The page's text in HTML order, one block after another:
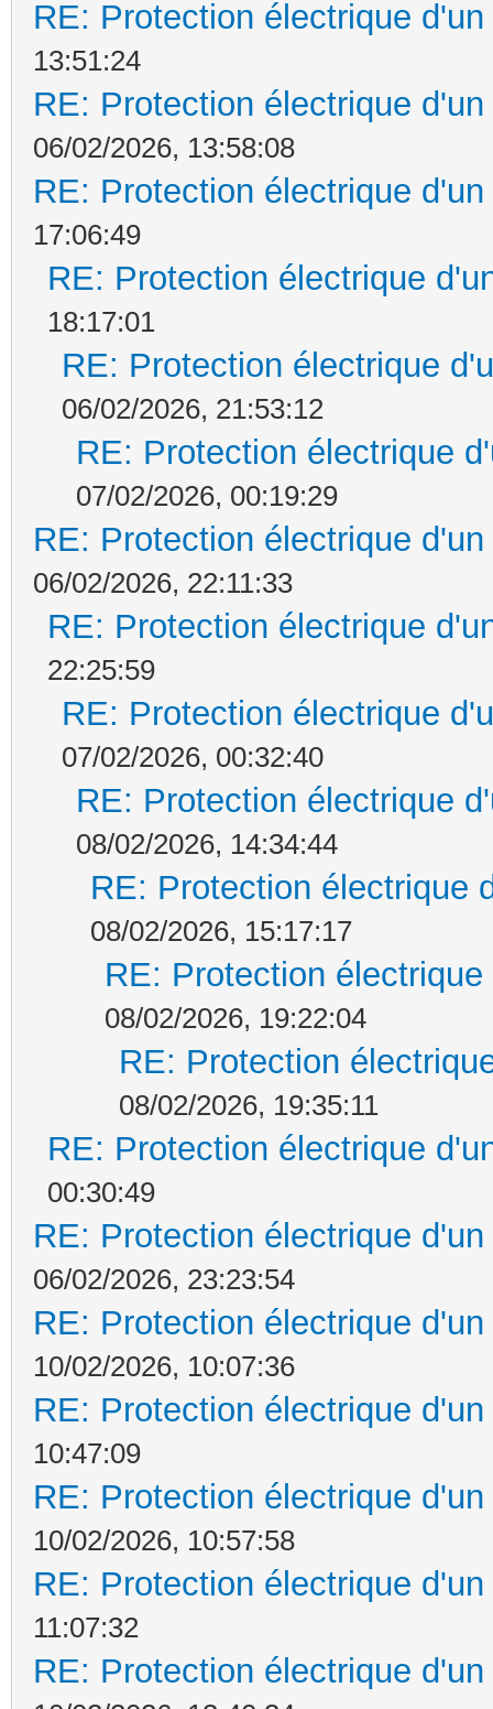
RE: Protection électrique
13:51:24
RE: Protection électrique
06/02/2026, 13:58:08
RE: Protection électrique
17:06:49
RE: Protection électrique
18:17:01
RE: Protection électrique
06/02/2026, 21:53:12
RE: Protection électrique
07/02/2026, 00:19:29
RE: Protection électrique
06/02/2026, 22:11:33
RE: Protection électrique
22:25:59
RE: Protection électrique
07/02/2026, 00:32:40
RE: Protection électrique
08/02/2026, 14:34:44
RE: Protection électrique
08/02/2026, 15:17:17
RE: Protection
08/02/2026, 19:22:04
RE: Protection
08/02/2026, 19:35:11
RE: Protection électrique
00:30:49
RE: Protection électrique
06/02/2026, 23:23:54
RE: Protection électrique
10/02/2026, 10:07:36
RE: Protection électrique
10:47:09
RE: Protection électrique
10/02/2026, 10:57:58
RE: Protection électrique
11:07:32
RE: Protection électrique